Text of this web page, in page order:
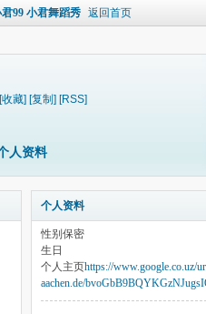
99 小君舞蹈秀 返回首页
[收藏] [复制] [RSS]
人资料
个人资料
性别 保密
生日
个人主页https://www.google.co.uz/
aachen.de/